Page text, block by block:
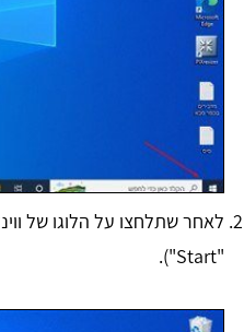
לאחר שתלחצו על הלוגו של
"Start").